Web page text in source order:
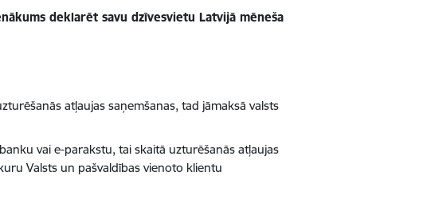
deklarēt savu dzīvesvietu Latvijā mēneša
atļaujas saņemšanas, tad jāmaksā valsts
vai e-parakstu, tai skaitā uzturēšanās atļaujas
Valsts un pašvaldības vienoto klientu